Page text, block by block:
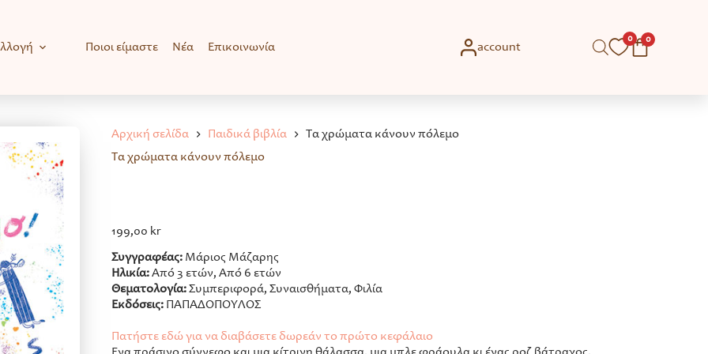
Ποιοι είμαστε Νέα Επικοινωνία account
0 0
Αρχική σελίδα Παιδικά βιβλία
Τα χρώματα κάνουν πόλεμο
Τα χρώματα κάνουν πόλεμο
199,00 kr
Συγγραφέας: Μάριος Μάζαρης
Ηλικία:Από 3 ετών, Από 6 ετών
Θεματολογία:Συμπεριφορά, Συναισθήματα, Φιλία
Εκδόσεις: ΠΑΠΑΔΟΠΟΥΛΟΣ
Πατήστε εδώ για να διαβάσετε δωρεάν το πρώτο κεφάλαιο